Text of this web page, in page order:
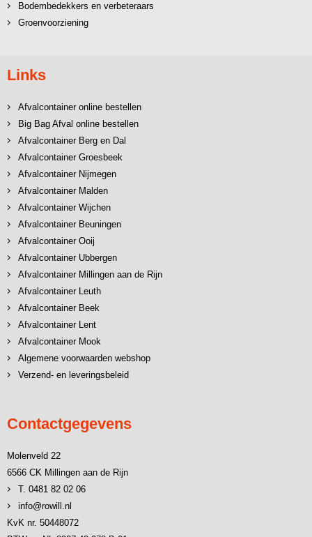
Bodembedekkers en verbeteraars
Groenvoorziening
Links
Afvalcontainer online bestellen
Big Bag Afval online bestellen
Afvalcontainer Berg en Dal
Afvalcontainer Groesbeek
Afvalcontainer Nijmegen
Afvalcontainer Malden
Afvalcontainer Wijchen
Afvalcontainer Beuningen
Afvalcontainer Ooij
Afvalcontainer Ubbergen
Afvalcontainer Millingen aan de Rijn
Afvalcontainer Leuth
Afvalcontainer Beek
Afvalcontainer Lent
Afvalcontainer Mook
Algemene voorwaarden webshop
Verzend- en leveringsbeleid
Contactgegevens
Molenveld 22
6566 CK Millingen aan de Rijn
T. 0481 82 02 06
info@rowill.nl
KvK nr. 50448072